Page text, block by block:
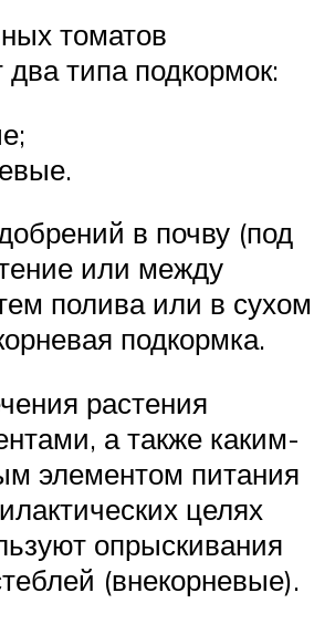
томатов
два типа подкормок:
в почву (под
или между
полива или в сухом
подкормка.
растения
а также каким-
элементом питания
целях
опрыскивания
(внекорневые).